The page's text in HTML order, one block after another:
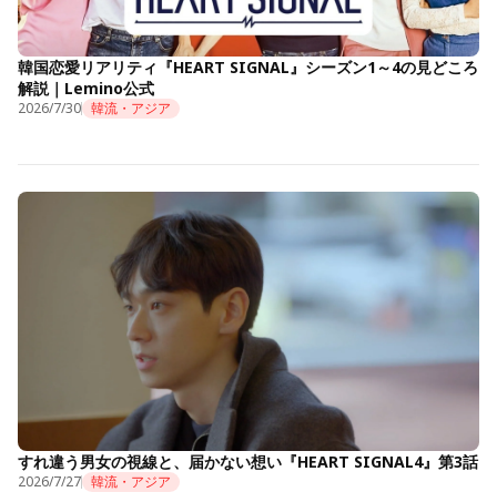
韓国恋愛リアリティ『HEART SIGNAL』シーズン1～4の見どころ
解説｜Lemino公式
2026/7/30 韓流・アジア
すれ違う男女の視線と、届かない想い『HEART SIGNAL4』第3話
2026/7/27 韓流・アジア